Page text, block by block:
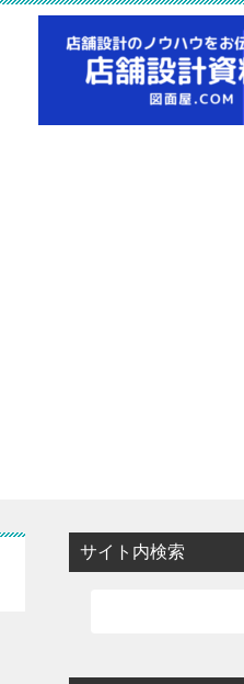
サイト内検索